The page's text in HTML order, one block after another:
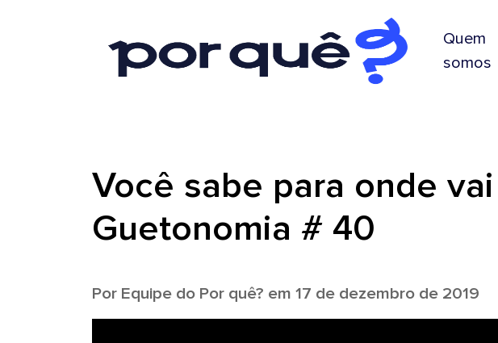
Quem
somos
Você sabe para onde
Guetonomia # 40
Por Equipe do Por quê? em 17 de dezembro de 2019